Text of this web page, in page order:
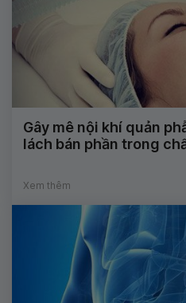
Gây mê nội khí quản
lách bán phần trong
Xem thêm